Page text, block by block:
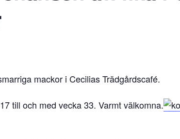
mackor i Cecilias Trädgårdscafé.
till och med vecka 33. Varmt välkomna.